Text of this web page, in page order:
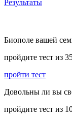
Результаты
Биополе вашей
пройдите тест из
пройти тест
Довольны ли вы
пройдите тест из